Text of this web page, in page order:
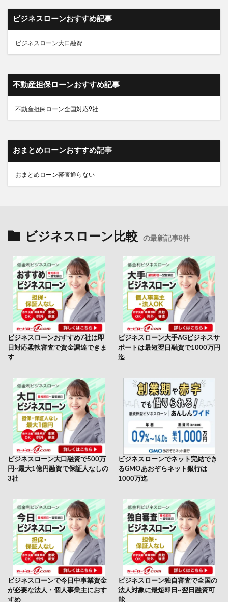
ビジネスローン大口融資
不動産担保ローン全国対応9社
おまとめローン審査通らない
ビジネスローンおすすめ7社は即
日対応柔軟審査で資金調達できま
す
ビジネスローン大手AGビジネスサ
ポートは最短翌日融資で1000万円
迄
ビジネスローン大口融資で500万
円~最大1億円融資で保証人なしの
3社
ビジネスローンでネット完結でき
るGMOあおぞらネット銀行は
ビジネスローンで今日中事業資金
が必要な法人・個人事業主におす
すめ
ビジネスローン独自審査で全国の
法人対象に最短即日~翌日融資可
能